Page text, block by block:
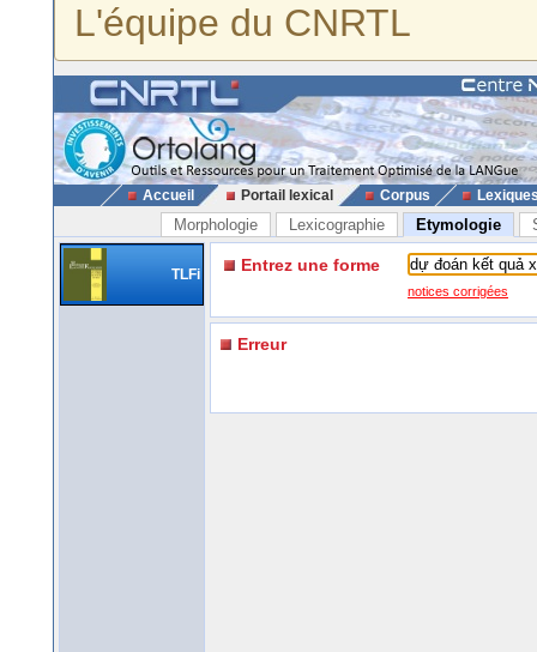
L'équipe du CNRTL
Accueil Portail lexical Corpus
Morphologie Lexicographie Etymologie
TLFi Entrez une forme
notices corrigées
Erreur